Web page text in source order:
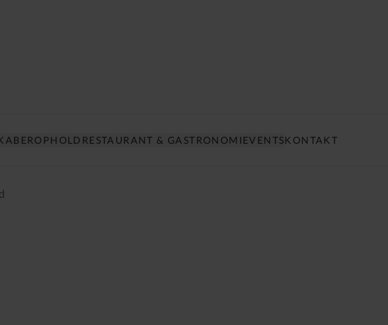
OPHOLD RESTAURANT & GASTRONOMIEVENTSKONTAKT